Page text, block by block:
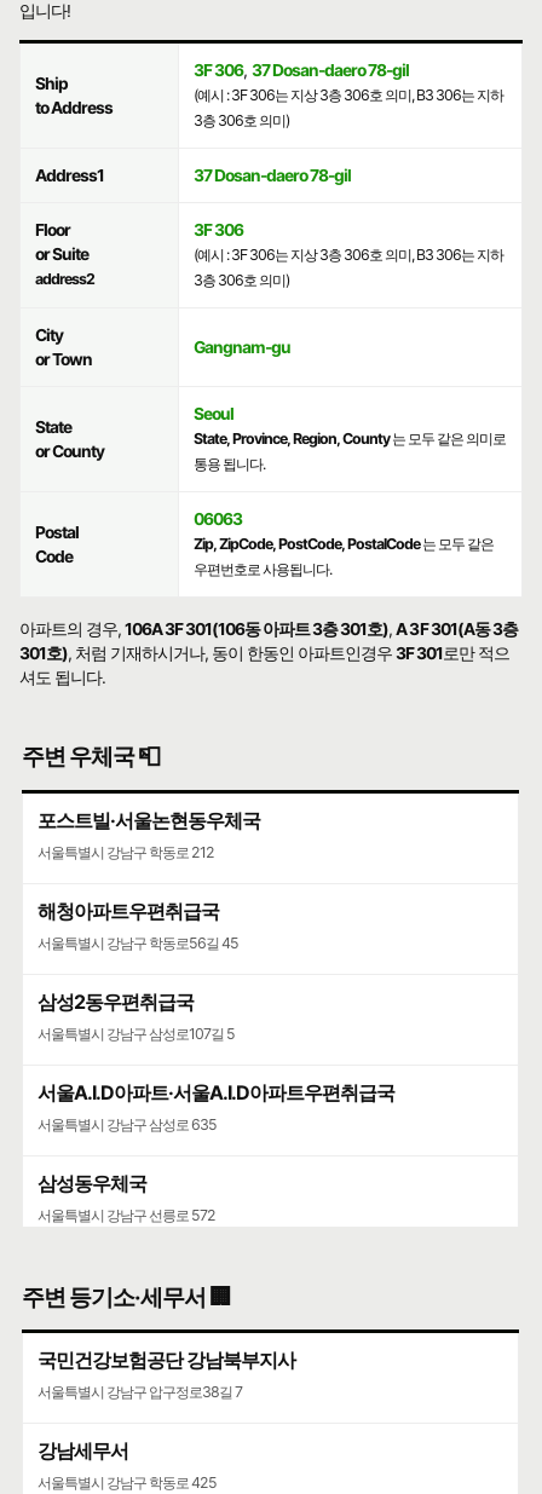
입니다!
Ship
to Address
3F 306, 37 Dosan-daero 78-gil
(예시 : 3F 306는 지상 3층 306호 의미, B3 306는 지하
3층 306호 의미)
Address1 37 Dosan-daero 78-gil
Floor
or Suite
address2
3F 306
(예시 : 3F 306는 지상 3층 306호 의미, B3 306는 지하
3층 306호 의미)
City
or Town
Gangnam-gu
State
or County
Seoul
State, Province, Region, County는 모두 같은 의미로
통용 됩니다.
Postal
Code
06063
Zip, ZipCode, PostCode, PostalCode는 모두 같은
우편번호로 사용됩니다.
아파트의 경우,106A 3F 301(106동 아파트 3층 301호),A 3F 301(A동 3층
301호), 처럼 기재하시거나, 동이 한동인 아파트인경우3F 301로만 적으
셔도 됩니다.
주변 우체국 📮
포스트빌·서울논현동우체국
서울특별시 강남구 학동로 212
해청아파트우편취급국
서울특별시 강남구 학동로56길 45
삼성2동우편취급국
서울특별시 강남구 삼성로107길 5
서울A.I.D아파트·서울A.I.D아파트우편취급국
서울특별시 강남구 삼성로 635
삼성동우체국
서울특별시 강남구 선릉로 572
서울특별시 강남구 도산대로 507
코엑스
서울특별시 강남구 영동대로 513
주변 등기소·세무서 🏢
국민건강보험공단 강남북부지사
서울특별시 강남구 압구정로38길 7
강남세무서
서울특별시 강남구 학동로 425